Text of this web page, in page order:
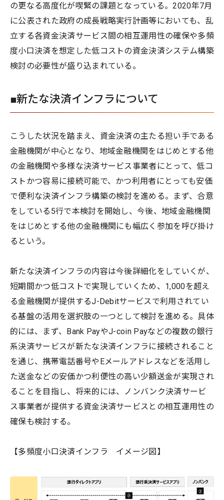
の更なる高度化が喫緊の課題となっている。2020年7月
に公表された政府の成長戦略実行計画等においても、乱
立する各資金決済サービス間の相互運用性の確保や多頻
度小口決済を想定した低コストの資金決済システム構築
検討の必要性が盛り込まれている。
■新たな決済インフラについて
こうした状況を踏まえ、資金決済の主たる担い手である
金融機関が中心となり、地域金融機関をはじめとする他
の金融機関や多様な決済サービス事業者にとって、低コ
ストかつ容易に接続可能で、かつ利用者にとっても安価
で便利な決済インフラ構築の検討を進める。まず、合意
をしている5行で本検討を開始し、今後、地域金融機関
をはじめとする他の金融機関にも幅広く参加を呼び掛け
るという。
新たな決済インフラの内容は今後詳細化をしていくが、
短期間かつ低コストで実現していくため、1,000を超え
る金融機関が提供するJ-Debitサービスで利用されてい
る基盤の活用を選択肢の一つとして検討を進める。具体
的には、まず、Bank PayやJ-coin Payなどの複数の銀行
系決済サービスが新たな決済インフラに接続されること
を通じ、携帯電話番号やEメールアドレスなどを活用し
た送金などの安価かつ利便性の高い少額送金が実現され
ることを目指し、将来的には、ノンバンク決済サービ
ス事業者が提供する資金決済サービスとの相互運用性の
確保も検討する。
【多頻度小口決済インフラ イメージ図】